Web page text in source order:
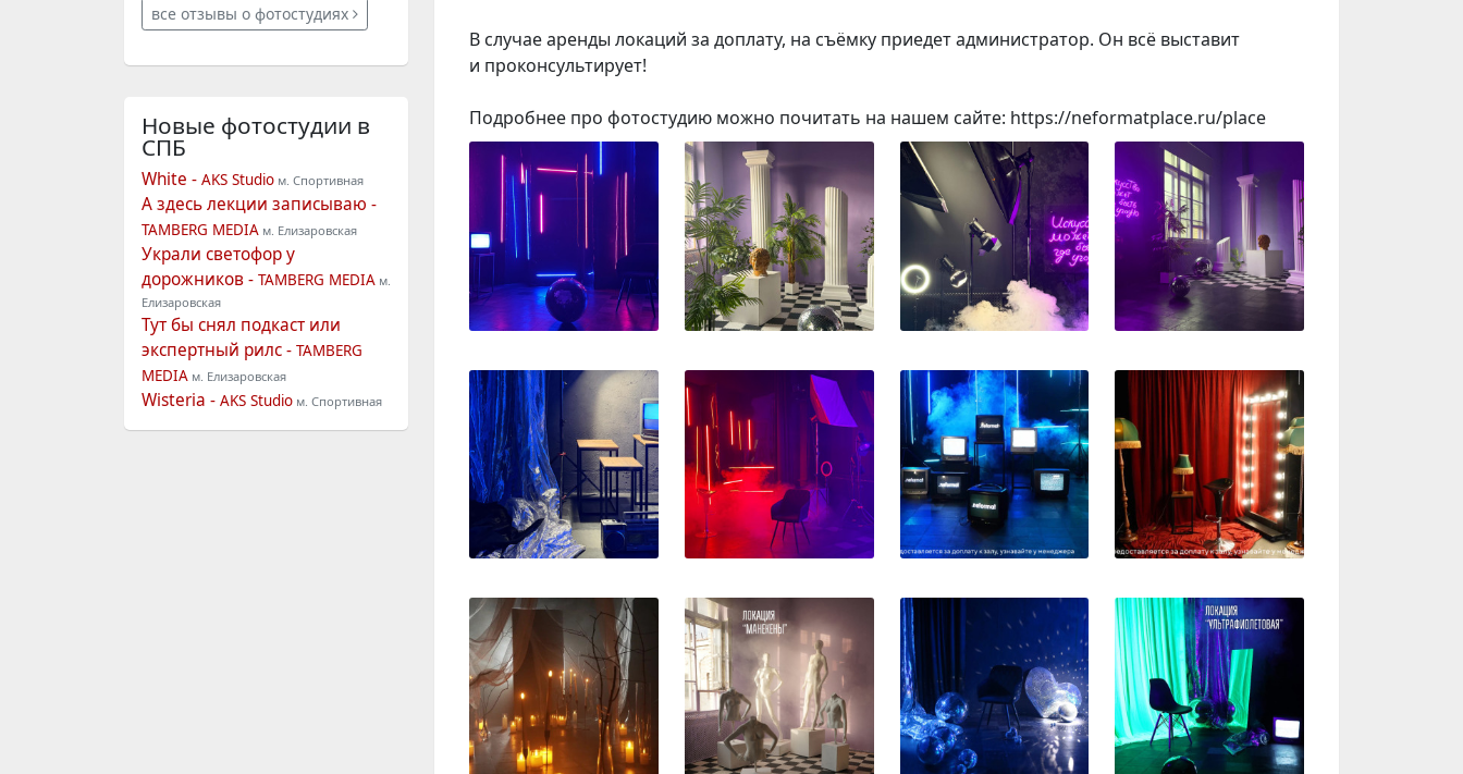
В случае аренды локаций за доплату, на съёмку приедет администратор. Он всё выставит
и проконсультирует!
Подробнее про фотостудию можно почитать на нашем сайте: https://neformatplace.ru/place
все отзывы о фотостудиях
Новые фотостудии в
СПБ
White - AKS Studio м. Спортивная
А здесь лекции записываю -
TAMBERG MEDIA м. Елизаровская
Украли светофор у
дорожников - TAMBERG MEDIA м.
Елизаровская
Тут бы снял подкаст или
экспертный рилс - TAMBERG
MEDIA м. Елизаровская
Wisteria - AKS Studio м. Спортивная